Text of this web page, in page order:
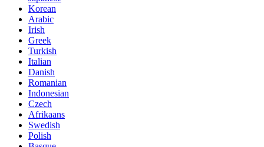
Korean
Arabic
Irish
Greek
Turkish
Italian
Danish
Romanian
Indonesian
Czech
Afrikaans
Swedish
Polish